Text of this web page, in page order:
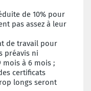
de 10% pour
pas assez à leur
de travail pour
préavis ni
à 6 mois ;
certificats
longs seront